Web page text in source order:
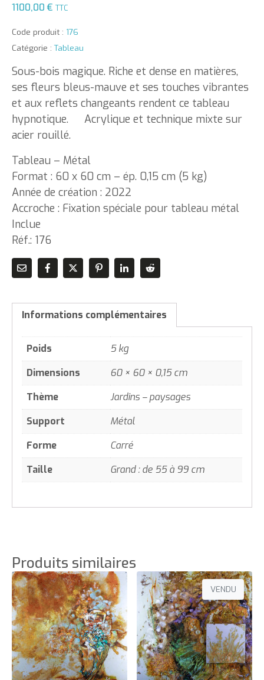
1100,00 € TTC
Code produit : 176
Catégorie : Tableau
Sous-bois magique. Riche et dense en matières,
ses fleurs bleus-mauve et ses touches vibrantes
et aux reflets changeants rendent ce tableau
hypnotique. Acrylique et technique mixte sur
acier rouillé.
Tableau – Métal
Format : 60 x 60 cm – ép. 0,15 cm (5 kg)
Année de création : 2022
Accroche : Fixation spéciale pour tableau métal
Inclue
Réf.: 176
Informations complémentaires
Poids
5 kg
Dimensions
60 × 60 × 0,15 cm
Thème
Jardins – paysages
Support
Métal
Forme
Carré
Taille
Grand : de 55 à 99 cm
Produits similaires
VENDU